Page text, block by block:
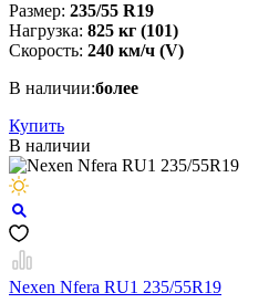
Размер: 235/55 R19
Нагрузка: 825 кг (101)
Скорость: 240 км/ч (V)
В наличии:более
Купить
В наличии
Nexen Nfera RU1 235/55R19